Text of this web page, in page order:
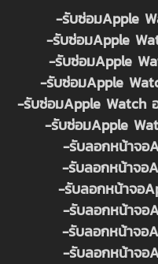
-รับซ่อมApple
-รับซ่อมApple
-รับซ่อมApple
-รับซ่อมApple
-รับซ่อมApple Watch
-รับซ่อมApple
-รับลอกหน้าจอ
-รับลอกหน้าจอ
-รับลอกหน้าจอ
-รับลอกหน้าจอ
-รับลอกหน้าจอ
-รับลอกหน้าจอ